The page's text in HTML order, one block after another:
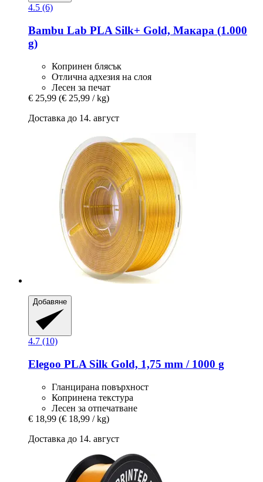
4.5 (6)
Bambu Lab PLA Silk+ Gold, Макара (1.000
g)
Копринен блясък
Отлична адхезия на слоя
Лесен за печат
€ 25,99 (€ 25,99 / kg)
Доставка до 14. август
Добавяне
4.7 (10)
Elegoo PLA Silk Gold, 1,75 mm / 1000 g
Гланцирана повърхност
Копринена текстура
Лесен за отпечатване
€ 18,99 (€ 18,99 / kg)
Доставка до 14. август